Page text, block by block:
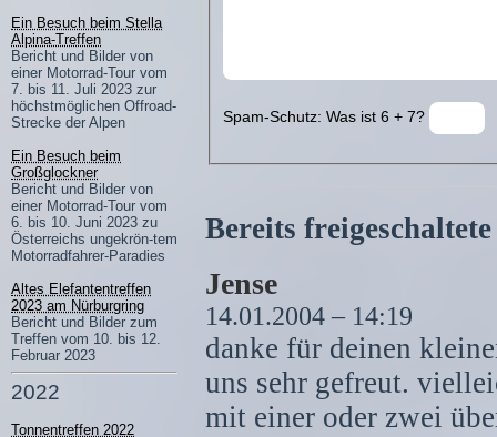
Ein Besuch beim Stella
Alpina-Treffen
Bericht und Bilder von
einer Motorrad-Tour vom
7. bis 11. Juli 2023 zur
höchstmöglichen Offroad-
Strecke der Alpen
Ein Besuch beim
Großglockner
Bericht und Bilder von
einer Motorrad-Tour vom
6. bis 10. Juni 2023 zu
Österreichs ungekrön-tem
Motorradfahrer-Paradies
Altes Elefantentreffen
2023 am Nürburgring
Bericht und Bilder zum
Treffen vom 10. bis 12.
Februar 2023
2022
Tonnentreffen 2022
Spam-Schutz: Was ist 6 + 7?
Bereits
Jense
14.01.2004 – 14:19
danke für deinen
uns sehr gefreut.
mit einer oder zwei